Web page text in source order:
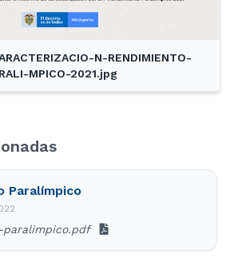
N-RENDIMIENTO-
MPICO-2021.jpg
Paralímpico